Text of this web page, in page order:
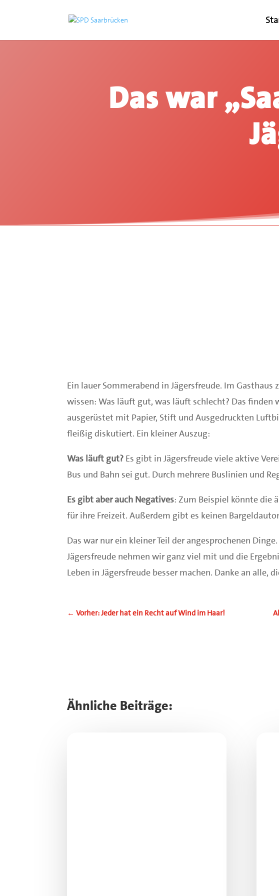
Das war
Ein lauer Sommerabend in Jägersfreude. Im
wissen: Was läuft gut, was läuft schlecht? Das
ausgerüstet mit Papier, Stift und Ausgedruckten
fleißig diskutiert. Ein kleiner Auszug:
Was läuft gut? Es gibt in Jägersfreude viele aktive
Bus und Bahn sei gut. Durch mehrere Buslinien und
Es gibt aber auch Negatives: Zum Beispiel könnte die
für ihre Freizeit. Außerdem gibt es keinen
Das war nur ein kleiner Teil der angesprochenen
Jägersfreude nehmen wir ganz viel mit und die
Leben in Jägersfreude besser machen. Danke an alle,
←Vorher: Jeder hat ein Recht auf Wind im Haar!
Ähnliche Beiträge: